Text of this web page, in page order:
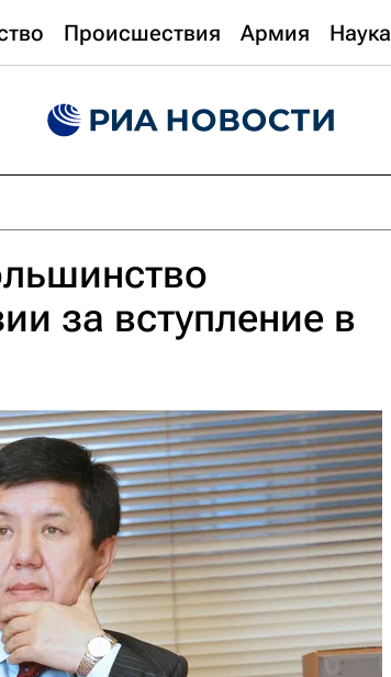
Происшествия Армия Наука
за вступление в